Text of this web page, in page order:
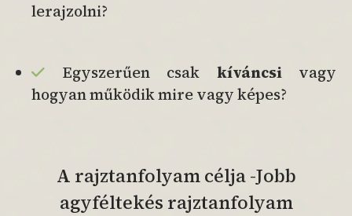
lerajzolni?
Egyszerűen csak kíváncsi vagy
hogyan működik mire vagy képes?
A rajztanfolyam célja -Jobb
agyféltekés rajztanfolyam